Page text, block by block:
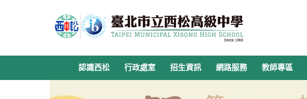
容
認識西松 行政處室 招生資訊 網路服務 教師專區